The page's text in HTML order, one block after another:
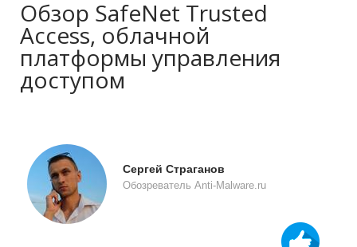
Обзор SafeNet Trusted
Access, облачной
платформы управления
доступом
Сергей Страганов
Обозреватель Anti-Malware.ru